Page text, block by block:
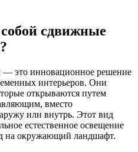
сдвижные
это инновационное решение
интерьеров. Они
открываются путем
вместо
или внутрь. Этот вид
естественное освещение
на окружающий ландшафт.